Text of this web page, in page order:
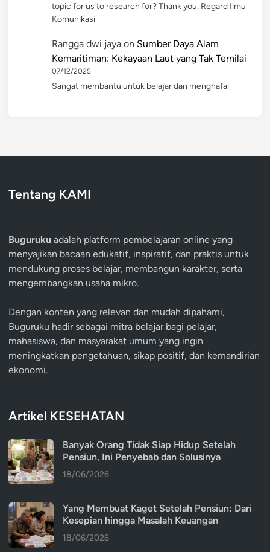
topic for us to research for? Thank you, Regard Ilmu
Komunikasi
Rangga dwi jaya on Sumber Daya Alam
Kemaritiman: Kekayaan Laut yang Tak Ternilai
07/12/2025
Sangat membantu untuk belajar dan menghafal
Tentang KAMI
Buguruku adalah platform pembelajaran online yang
menyajikan bacaan edukatif, inspiratif, dan praktis untuk
mendukung proses belajar, membangun karakter, serta
mengembangkan usaha mikro.
Dengan konten yang relevan dan mudah dipahami,
Buguruku hadir sebagai mitra belajar bagi pelajar,
mahasiswa, dan masyarakat umum yang ingin
meningkatkan pengetahuan, sikap positif, dan kemandirian
ekonomi.
Artikel KESEHATAN
Banyak Orang Tidak Siap Hidup Setelah
Pensiun, Ini Penyebab dan Solusinya
18/06/2026
Yang Membuat Kaget Setelah Pensiun: Dari
Kesepian hingga Masalah Keuangan
18/06/2026